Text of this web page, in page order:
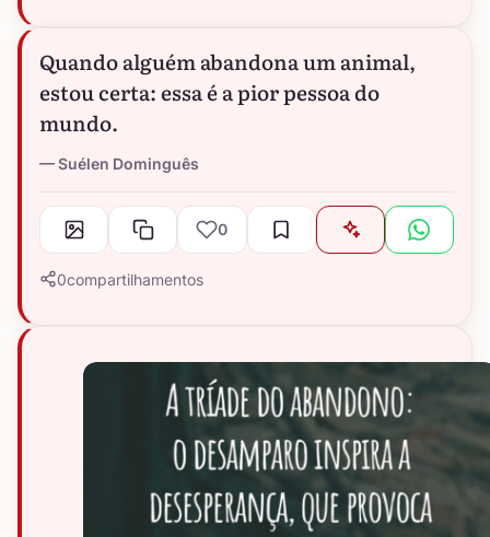
Quando alguém abandona um animal,
estou certa: essa é a pior pessoa do
mundo.
Suélen Dominguês
0
0compartilhamentos